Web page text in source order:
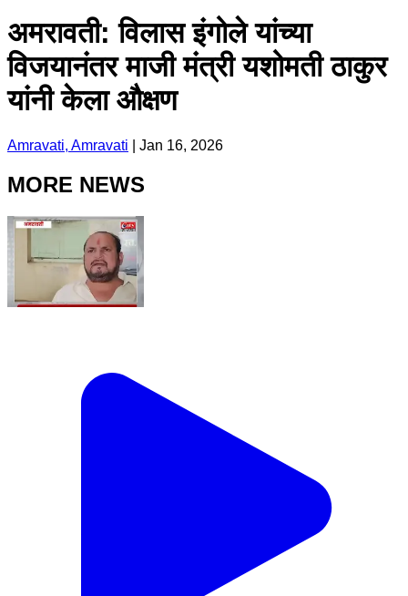
अमरावती: विलास इंगोले यांच्या
विजयानंतर माजी मंत्री यशोमती ठाकुर
यांनी केला औक्षण
Amravati, Amravati Jan 16, 2026
MORE NEWS